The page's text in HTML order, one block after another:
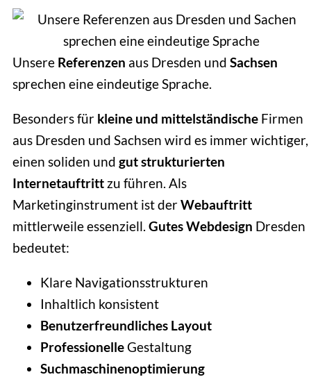
Unsere Referenzen aus Dresden und Sachsen
sprechen eine eindeutige Sprache.
Besonders für kleine und mittelständische Firmen
aus Dresden und Sachsen wird es immer wichtiger,
einen soliden und gut strukturierten
Internetauftritt zu führen. Als
Marketinginstrument ist derWebauftritt
mittlerweile essenziell. Gutes Webdesign Dresden
bedeutet:
Klare Navigationsstrukturen
Inhaltlich konsistent
Benutzerfreundliches Layout
ProfessionelleGestaltung
Suchmaschinenoptimierung